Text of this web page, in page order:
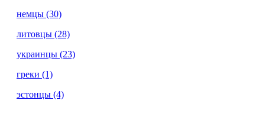
немцы (30)
литовцы (28)
украинцы (23)
греки (1)
эстонцы (4)